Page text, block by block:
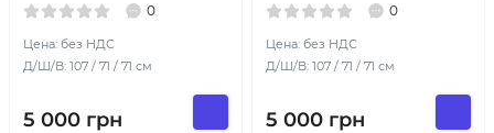
0
Цена: без НДС
Д/Ш/В: 107 / 71 / 71 см
5 000 грн
0
Цена: без НДС
Д/Ш/В: 107 / 71 / 71 см
5 000 грн